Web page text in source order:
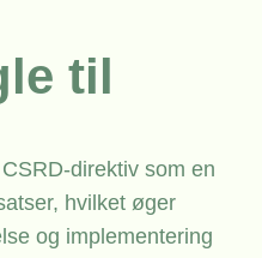
til
direktiv som en
hvilket øger
og implementering